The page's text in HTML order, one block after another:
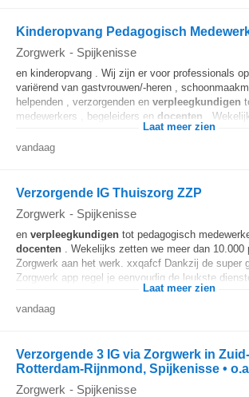
Kinderopvang Pedagogisch
Zorgwerk - Spijkenisse
en kinderopvang . Wij zijn er voor professionals
variërend van gastvrouwen/-heren ,
helpenden , verzorgenden en verpleegkundigen
medewerkers , begeleiders en docenten .
Laat meer zien
vandaag
Verzorgende IG Thuiszorg ZZP
Zorgwerk - Spijkenisse
en verpleegkundigen tot pedagogisch
docenten . Wekelijks zetten we meer dan 10.000
Zorgwerk aan het werk. xxqafcf Dankzij de super
Zorgwerk app regel je eenvoudig de leukste
Laat meer zien
vandaag
Verzorgende 3 IG via Zorgwerk in
Rotterdam-Rijnmond, Spijkenisse •
Zorgwerk - Spijkenisse